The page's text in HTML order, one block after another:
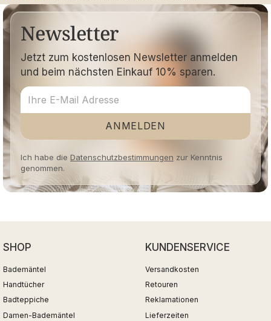
Newsletter
Jetzt zum kostenlosen Newsletter anmelden
und beim nächsten Einkauf 10% sparen.
ANMELDEN
Ich habe die Datenschutzbestimmungen zur Kenntnis
genommen.
SHOP
Bademäntel
Handtücher
Badteppiche
Damen-Bademäntel
KUNDENSERVICE
Versandkosten
Retouren
Reklamationen
Lieferzeiten